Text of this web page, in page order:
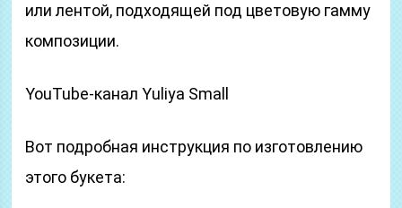
или лентой, подходящей под цветовую гамму
композиции.
YouTube-канал Yuliya Small
Вот подробная инструкция по изготовлению
этого букета: